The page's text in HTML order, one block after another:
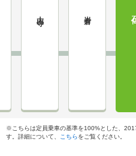
※こちらは定員乗車の基準を100%とした、
す。詳細について、
こちらをご覧ください。